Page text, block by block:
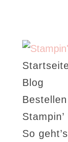
Blog
Bestellen
So geht’s